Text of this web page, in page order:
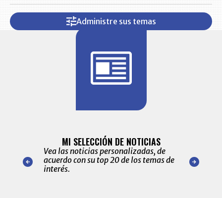
Administre sus temas
nuestro
para
MI SELECCIÓN DE NOTICIAS
Vea las noticias personalizadas, de
acuerdo con su top 20 de los temas de
interés.
de las